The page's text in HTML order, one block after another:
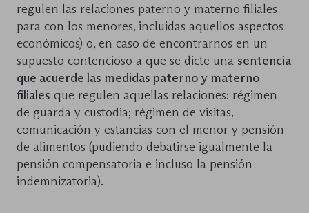
regulen las relaciones paterno y materno filiales
para con los menores, incluidas aquellos aspectos
económicos) o, en caso de encontrarnos en un
supuesto contencioso a que se dicte una sentencia
que acuerde las medidas paterno y materno
filiales que regulen aquellas relaciones: régimen
de guarda y custodia; régimen de visitas,
comunicación y estancias con el menor y pensión
de alimentos (pudiendo debatirse igualmente la
pensión compensatoria e incluso la pensión
indemnizatoria).